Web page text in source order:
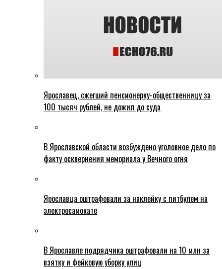
Ярославец, сжегший пенсионерку-общественницу за
100 тысяч рублей, не дожил до суда
В Ярославской области возбуждено уголовное дело по
факту осквернения мемориала у Вечного огня
Ярославца оштрафовали за наклейку с питбулем на
электросамокате
В Ярославле подрядчика оштрафовали на 10 млн за
взятку и фейковую уборку улиц